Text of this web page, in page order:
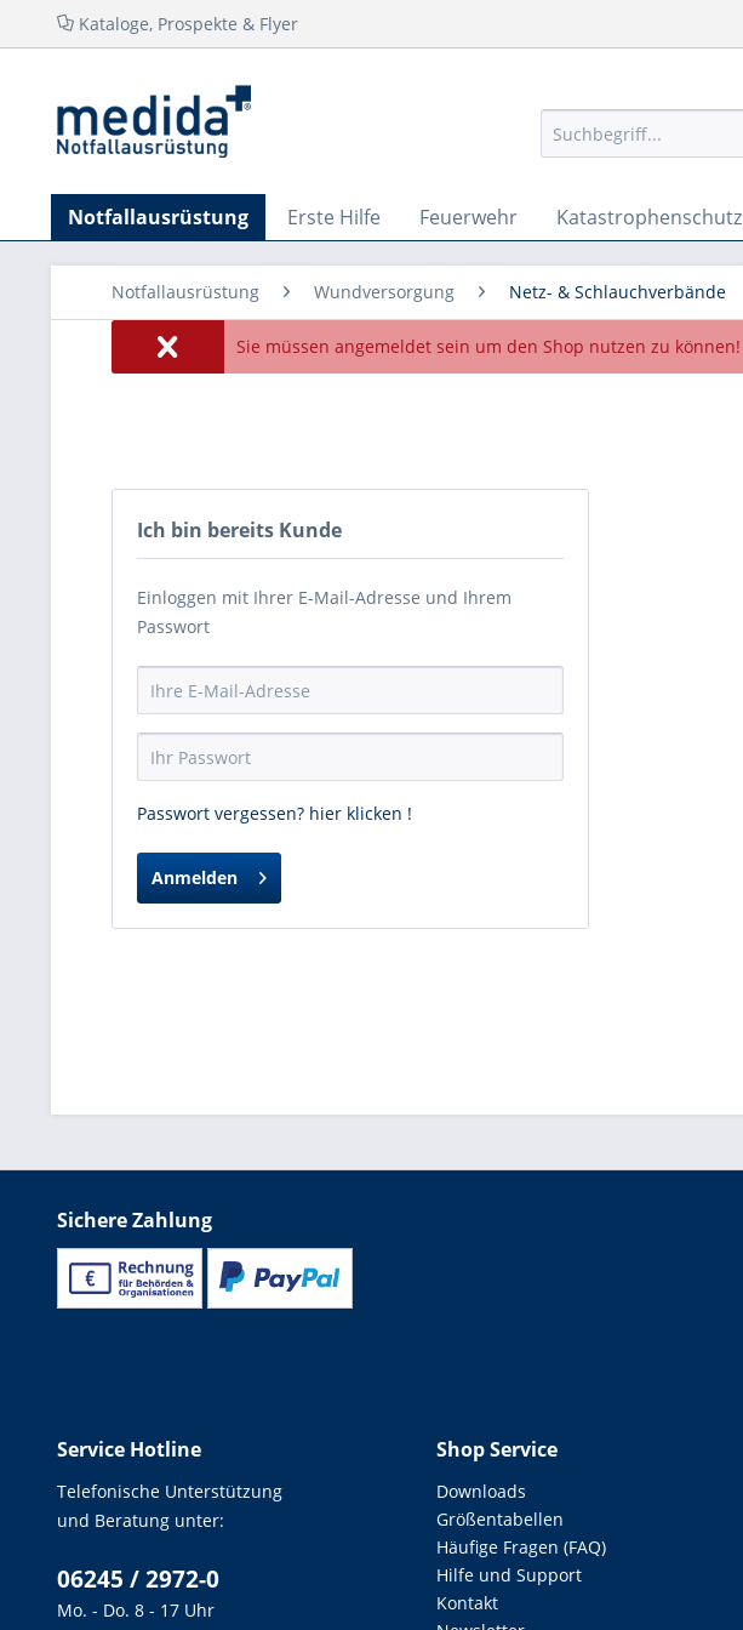
Kataloge, Prospekte & Flyer
Notfallausrüstung Erste Hilfe Feuerwehr Katastrophenschutz
Notfallausrüstung Wundversorgung Netz- & Schlauchverbände
Sie müssen angemeldet sein um den Shop nutzen zu können!
Ich bin bereits Kunde
Einloggen mit Ihrer E-Mail-Adresse und Ihrem
Passwort
Passwort vergessen? hier klicken !
Anmelden
Sichere Zahlung
Service Hotline
Telefonische Unterstützung
und Beratung unter:
06245 / 2972-0
Mo. - Do. 8 - 17 Uhr
Shop Service
Downloads
Größentabellen
Häufige Fragen (FAQ)
Hilfe und Support
Kontakt